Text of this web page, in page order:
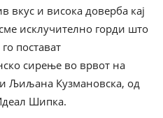
вкус и висока доверба кај
исклучително горди што
постават
сирење во врвот на
Љиљана Кузмановска, од
Шипка.